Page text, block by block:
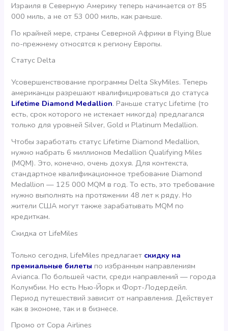
Израиля в Северную Америку теперь начинается от 85
000 миль, а не от 53 000 миль, как раньше.
По крайней мере, страны Северной Африки в Flying Blue
по-прежнему относятся к региону Европы.
Статус Delta
Усовершенствование программы Delta SkyMiles. Теперь
американцы разрешают квалифицироваться до статуса
Lifetime Diamond Medallion. Раньше статус Lifetime (то
есть, срок которого не истекает никогда) предлагался
только для уровней Silver, Gold и Platinum Medallion.
Чтобы заработать статус Lifetime Diamond Medallion,
нужно набрать 6 миллионов Medallion Qualifying Miles
(MQM). Это, конечно, очень дохуя. Для контекста,
стандартное квалификационное требование Diamond
Medallion — 125 000 MQM в год. То есть, это требование
нужно выполнять на протяжении 48 лет к ряду. Но
жители США могут также зарабатывать MQM по
кредиткам.
Скидка от LifeMiles
Только сегодня, LifeMiles предлагает скидку на
премиальные билеты по избранным направлениям
Avianca. По большей части, среди направлений — города
Колумбии. Но есть Нью-Йорк и Форт-Лодердейл.
Период путешествий зависит от направления. Действует
как в экономе, так и в бизнесе.
Промо от Copa Airlines